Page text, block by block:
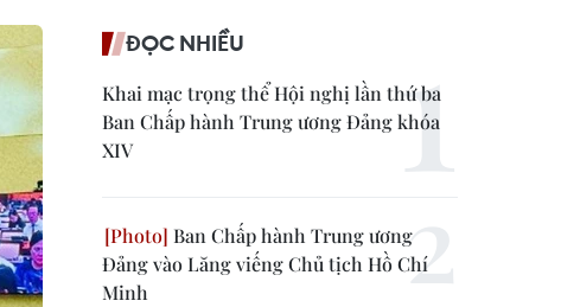
ĐỌC NHIỀU
Khai mạc trọng thể Hội nghị lần thứ ba
Ban Chấp hành Trung ương Đảng khóa
XIV
Ban Chấp hành Trung ương
Đảng vào Lăng viếng Chủ tịch Hồ Chí
Minh